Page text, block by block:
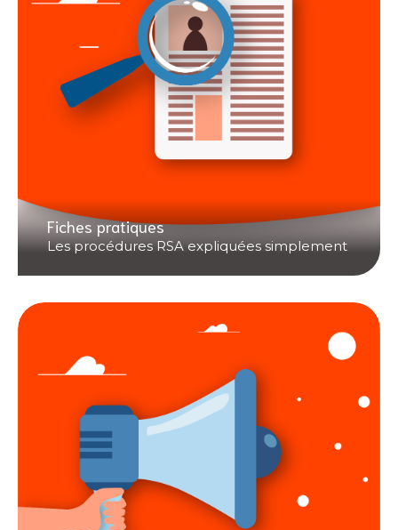
Fiches pratiques
Les procédures RSA expliquées simplement